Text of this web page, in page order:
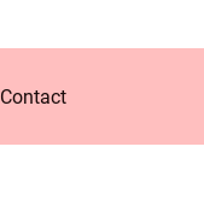
Contact